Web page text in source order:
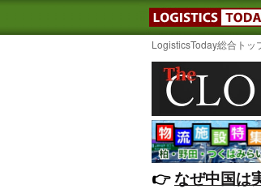
LogisticsToday総合トッ
👉️なぜ中国は